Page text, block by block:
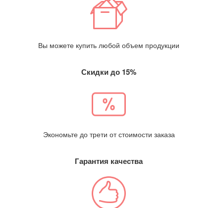
Вы можете купить любой объем продукции
Скидки до 15%
Экономьте до трети от стоимости заказа
Гарантия качества